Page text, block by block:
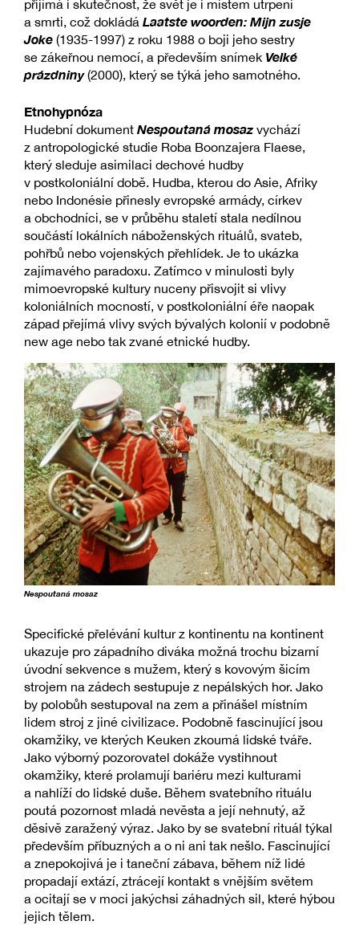
přijímá i skutečnost, že svět je i místem utrpení
a smrti, což dokládá Laatste woorden: Mijn zusje
Joke (1935-1997) z roku 1988 o boji jeho sestry
se zákeřnou nemocí, a především snímek Velké
prázdniny(2000), který se týká jeho samotného.
Etnohypnóza
Hudební dokument Nespoutaná mosaz vychází
z antropologické studie Roba Boonzajera Flaese,
který sleduje asimilaci dechové hudby
v postkoloniální době. Hudba, kterou do Asie, Afriky
nebo Indonésie přinesly evropské armády, církev
a obchodníci, se v průběhu staletí stala nedílnou
součástí lokálních náboženských rituálů, svateb,
pohřbů nebo vojenských přehlídek. Je to ukázka
zajímavého paradoxu. Zatímco v minulosti byly
mimoevropské kultury nuceny přisvojit si vlivy
koloniálních mocností, v postkoloniální éře naopak
západ přejímá vlivy svých bývalých kolonií v podobně
new age nebo tak zvané etnické hudby.
Nespoutaná mosaz
Specifické přelévání kultur z kontinentu na kontinent
ukazuje pro západního diváka možná trochu bizarní
úvodní sekvence s mužem, který s kovovým šicím
strojem na zádech sestupuje z nepálských hor. Jako
by polobůh sestupoval na zem a přinášel místním
lidem stroj z jiné civilizace. Podobně fascinující jsou
okamžiky, ve kterých Keuken zkoumá lidské tváře.
Jako výborný pozorovatel dokáže vystihnout
okamžiky, které prolamují bariéru mezi kulturami
a nahlíží do lidské duše. Během svatebního rituálu
poutá pozornost mladá nevěsta a její nehnutý, až
děsivě zaražený výraz. Jako by se svatební rituál týkal
především příbuzných a o ni ani tak nešlo. Fascinující
a znepokojivá je i taneční zábava, během níž lidé
propadají extází, ztrácejí kontakt s vnějším světem
a ocitají se v moci jakýchsi záhadných sil, které hýbou
jejich tělem.